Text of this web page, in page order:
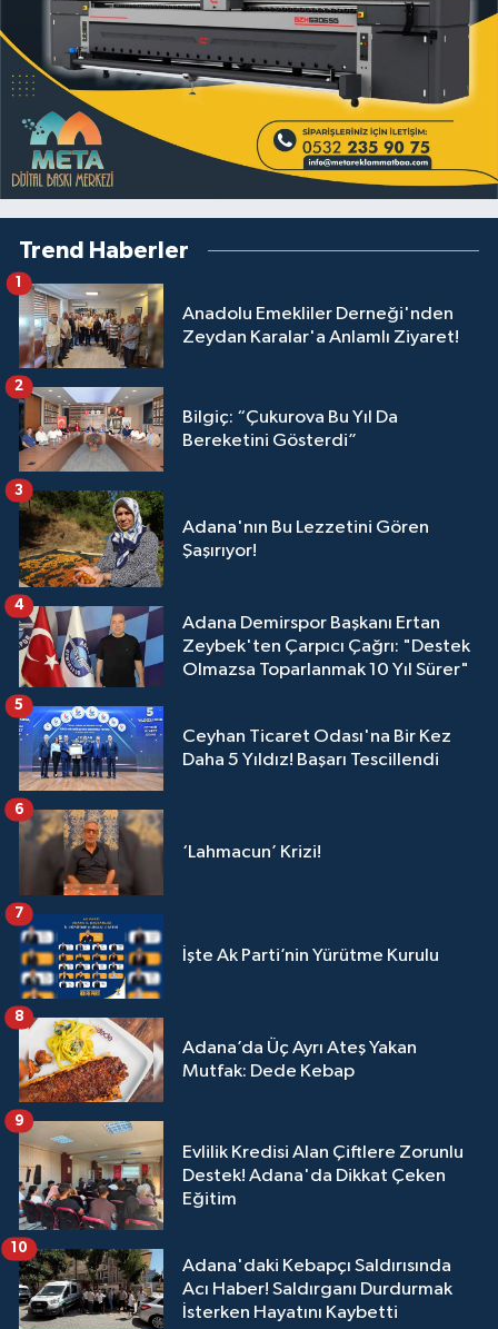
Trend Haberler
Anadolu Emekliler Derneği'nden
Zeydan Karalar'a Anlamlı Ziyaret!
1
Bilgiç: “Çukurova Bu Yıl Da
Bereketini Gösterdi”
2
Adana'nın Bu Lezzetini Gören
Şaşırıyor!
3
Adana Demirspor Başkanı Ertan
Zeybek'ten Çarpıcı Çağrı: "Destek
Olmazsa Toparlanmak 10 Yıl Sürer"
4
Ceyhan Ticaret Odası'na Bir Kez
Daha 5 Yıldız! Başarı Tescillendi
5
‘Lahmacun’ Krizi!
6
İşte Ak Parti’nin Yürütme Kurulu
7
Adana’da Üç Ayrı Ateş Yakan
Mutfak: Dede Kebap
8
Evlilik Kredisi Alan Çiftlere Zorunlu
Destek! Adana'da Dikkat Çeken
Eğitim
9
Adana'daki Kebapçı Saldırısında
Acı Haber! Saldırganı Durdurmak
İsterken Hayatını Kaybetti
10